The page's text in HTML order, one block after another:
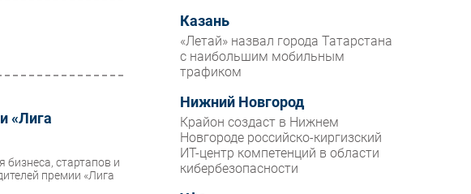
«Лига
бизнеса, стартапов и
премии «Лига
Казань
«Летай» назвал города Татарстана
с наибольшим мобильным
трафиком
Нижний Новгород
Крайон создаст в Нижнем
Новгороде российско-киргизский
ИТ-центр компетенций в области
кибербезопасности